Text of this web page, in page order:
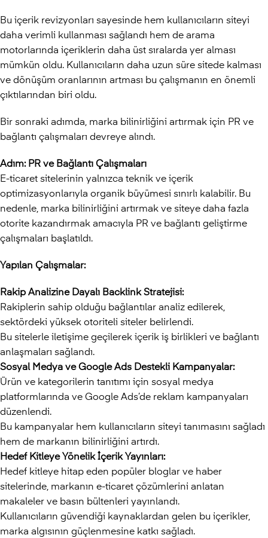
Bu içerik revizyonları sayesinde hem kullanıcıların siteyi
daha verimli kullanması sağlandı hem de arama
motorlarında içeriklerin daha üst sıralarda yer alması
mümkün oldu. Kullanıcıların daha uzun süre sitede kalması
ve dönüşüm oranlarının artması bu çalışmanın en önemli
çıktılarından biri oldu.
Bir sonraki adımda, marka bilinirliğini artırmak için PR ve
bağlantı çalışmaları devreye alındı.
Adım: PR ve Bağlantı Çalışmaları
E-ticaret sitelerinin yalnızca teknik ve içerik
optimizasyonlarıyla organik büyümesi sınırlı kalabilir. Bu
nedenle, marka bilinirliğini artırmak ve siteye daha fazla
otorite kazandırmak amacıyla PR ve bağlantı geliştirme
çalışmaları başlatıldı.
Yapılan Çalışmalar:
Rakip Analizine Dayalı Backlink Stratejisi:
Rakiplerin sahip olduğu bağlantılar analiz edilerek,
sektördeki yüksek otoriteli siteler belirlendi.
Bu sitelerle iletişime geçilerek içerik iş birlikleri ve bağlantı
anlaşmaları sağlandı.
Sosyal Medya ve Google Ads Destekli Kampanyalar:
Ürün ve kategorilerin tanıtımı için sosyal medya
platformlarında ve Google Ads’de reklam kampanyaları
düzenlendi.
Bu kampanyalar hem kullanıcıların siteyi tanımasını sağladı
hem de markanın bilinirliğini artırdı.
Hedef Kitleye Yönelik İçerik Yayınları:
Hedef kitleye hitap eden popüler bloglar ve haber
sitelerinde, markanın e-ticaret çözümlerini anlatan
makaleler ve basın bültenleri yayınlandı.
Kullanıcıların güvendiği kaynaklardan gelen bu içerikler,
marka algısının güçlenmesine katkı sağladı.